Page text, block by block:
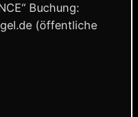
Buchung:
(öffentliche